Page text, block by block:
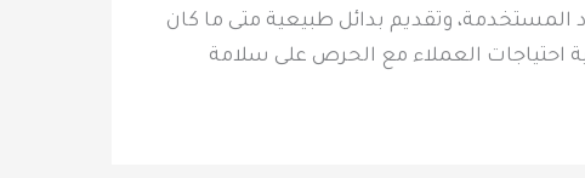
وتقديم بدائل طبيعية متى ما كان
احتياجات العملاء مع الحرص على سلامة